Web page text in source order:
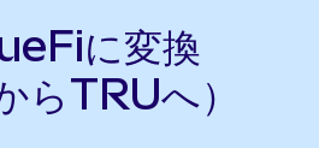
に変換
らTRUへ）